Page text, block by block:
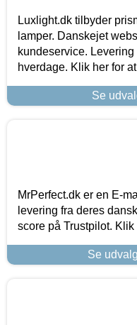
Luxlight.dk tilbyder
lamper. Danskejet
kundeservice.
hverdage. Klik her for
Se
MrPerfect.dk er en E-
levering fra deres
score på Trustpilot.
Se